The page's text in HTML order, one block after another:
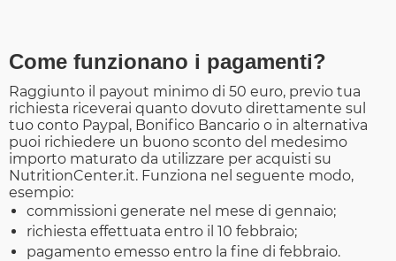
Come funzionano i pagamenti?
Raggiunto il payout minimo di 50 euro, previo tua
richiesta riceverai quanto dovuto direttamente sul
tuo conto Paypal, Bonifico Bancario o in alternativa
puoi richiedere un buono sconto del medesimo
importo maturato da utilizzare per acquisti su
NutritionCenter.it. Funziona nel seguente modo,
esempio:
commissioni generate nel mese di gennaio;
richiesta effettuata entro il 10 febbraio;
pagamento emesso entro la fine di febbraio.